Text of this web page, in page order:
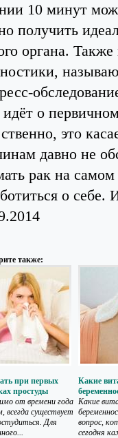
10 минут
получить
органа.
идёт о
это
давно не
рак на самом
о
также:
при первых
простуды
от времени года
всегда существует
Для
Какие
Какие
вопрос,
сегодня